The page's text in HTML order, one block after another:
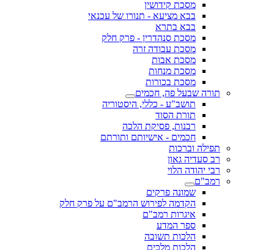
מסכת קידושין
בבא מציעא - תנורו של עכנאי
בבא בתרא
מסכת סנהדרין - פרק חלק
מסכת עבודה זרה
מסכת אבות
מסכת מנחות
מסכת בכורות
תורה שבעל פה, חכמים
תושב"ע - כללי, היסטוריה
תורת הסוד
רבנות, פסיקת הלכה
חכמים - אישיותם ותורתם
תפילה וברכות
רב סעדיה גאון
רבי יהודה הלוי
רמב"ם
שמונה פרקים
הקדמה לפירוש הרמב"ם על פרק חלק
איגרות רמב"ם
ספר המדע
הלכות תשובה
הלכות מלכים